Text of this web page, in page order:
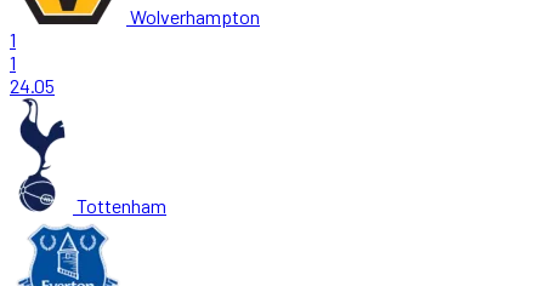
Wolverhampton
1
1
24.05
Tottenham